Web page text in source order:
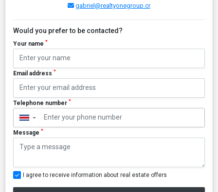
gabriel@realtyonegroup.cr
Would you prefer to be contacted?
Your name *
Email address *
Telephone number *
▼
Message *
I agree to receive information about real estate offers